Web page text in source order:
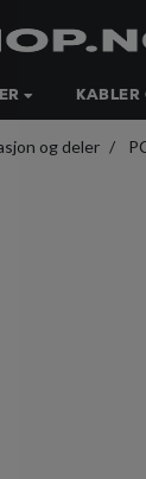
KABLER
og deler